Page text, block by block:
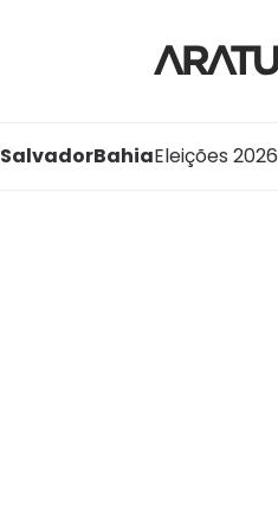
SalvadorBahiaEleições 2026